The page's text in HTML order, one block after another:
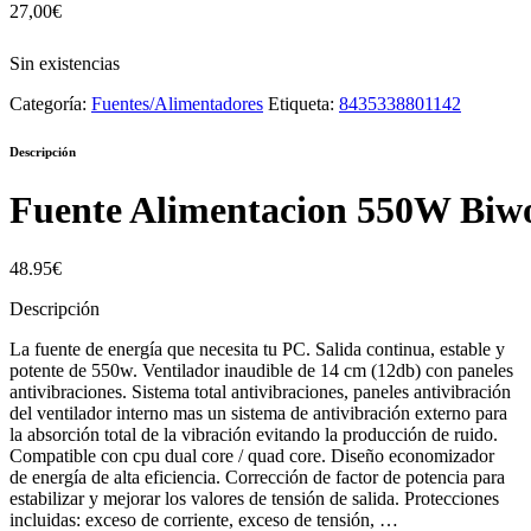
27,00€
Sin existencias
Categoría: Fuentes/Alimentadores Etiqueta: 8435338801142
Descripción
Fuente Alimentacion 550W
48.95€
Descripción
La fuente de energía que necesita tu PC. Salida continua, estable y
potente de 550w. Ventilador inaudible de 14 cm (12db) con paneles
antivibraciones. Sistema total antivibraciones, paneles antivibración
del ventilador interno mas un sistema de antivibración externo para
la absorción total de la vibración evitando la producción de ruido.
Compatible con cpu dual core / quad core. Diseño economizador
de energía de alta eficiencia. Corrección de factor de potencia para
estabilizar y mejorar los valores de tensión de salida. Protecciones
incluidas: exceso de corriente, exceso de tensión, …